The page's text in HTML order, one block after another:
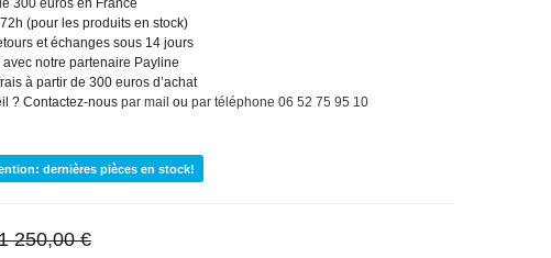
300 euros en France
(pour les produits en stock)
et échanges sous 14 jours
notre partenaire Payline
à partir de 300 euros d’achat
? Contactez-nous par mail ou par téléphone 06 52 75 95 10
dernières pièces en stock!
250,00 €